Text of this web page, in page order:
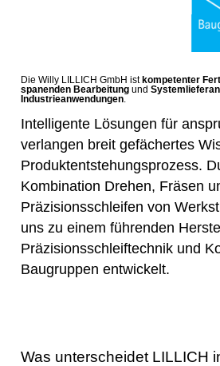
Die Willy LILLICH GmbH istkompetenter
spanenden Bearbeitung und
Industrieanwendungen
Intelligente Lösungen für
verlangen breit gefächertes
Produktentstehungsprozess.
Kombination Drehen, Fräsen
Präzisionsschleifen von
uns zu einem führenden
Präzisionsschleiftechnik und
Baugruppen entwickelt.
Was unterscheidet LILLICH